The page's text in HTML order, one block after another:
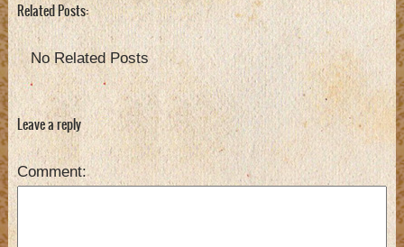
Related Posts:
No Related Posts
Leave a reply
Comment